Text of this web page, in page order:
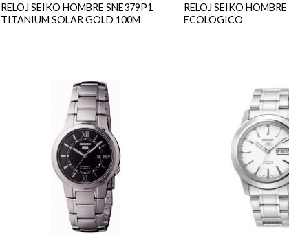
RELOJ SEIKO HOMBRE SNE379P1
TITANIUM SOLAR GOLD 100M
RELOJ SEIKO
ECOLOGICO